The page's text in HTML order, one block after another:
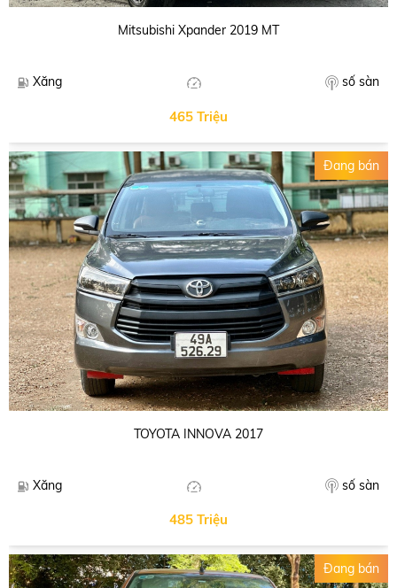
Mitsubishi Xpander 2019 MT
Xăng số sàn
465 Triệu
Đang bán
TOYOTA INNOVA 2017
Xăng số sàn
485 Triệu
Đang bán